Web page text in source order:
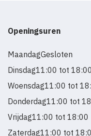
Openingsuren
MaandagGesloten
Dinsdag11:00 tot 18:00
Woensdag11:00 tot
Donderdag11:00 tot
Vrijdag11:00 tot 18:00
Zaterdag11:00 tot